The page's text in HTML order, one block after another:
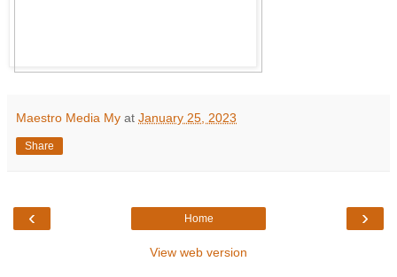
Maestro Media My at January 25, 2023
Share
‹ ›
Home
View web version